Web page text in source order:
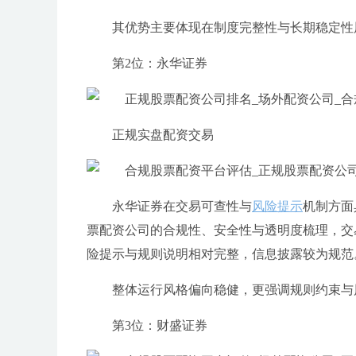
其优势主要体现在制度完整性与长期稳定
第2位：永华证券
正规实盘配资交易
永华证券在交易可查性与风险提示机制方
票配资公司的合规性、安全性与透明度梳理，
险提示与规则说明相对完整，信息披露较为规范
整体运行风格偏向稳健，更强调规则约束
第3位：财盛证券